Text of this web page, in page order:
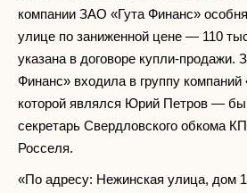
компании ЗАО «Гута Финанс»
улице по заниженной цене — 110
указана в договоре купли-продажи.
Финанс» входила в группу компаний
которой являлся Юрий Петров —
секретарь Свердловского обкома
Росселя.
«По адресу: Нежинская улица, дом